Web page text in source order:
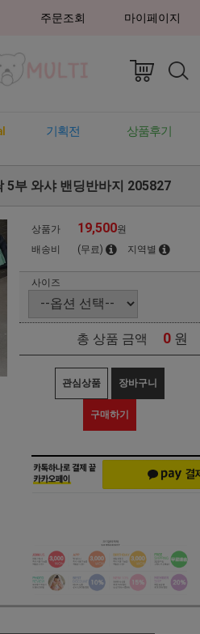
주문조회 마이페이지
기획전 상품후기
5부 와샤 밴딩반바지 205827
상품가 19,500원
배송비
(무료) 지역별
사이즈
총 상품 금액 0 원
관심상품 장바구니
구매하기